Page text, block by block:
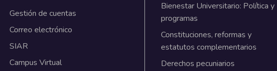
Gestión de cuentas
Correo electrónico
SIAR
Campus Virtual
Bienestar Universitario: Política y
programas
Constituciones, reformas y
estatutos complementarios
Derechos pecuniarios